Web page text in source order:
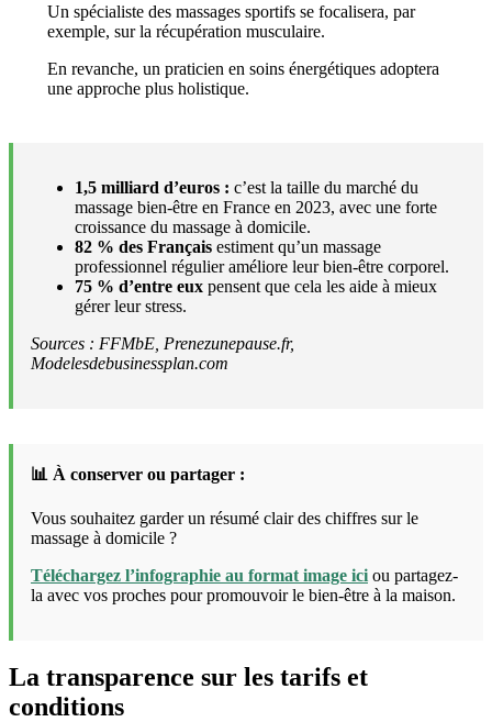
Un spécialiste des massages sportifs se focalisera, par
exemple, sur la récupération musculaire.
En revanche, un praticien en soins énergétiques adoptera
une approche plus holistique.
1,5 milliard d’euros : c’est la taille du marché du
massage bien-être en France en 2023, avec une forte
croissance du massage à domicile.
82 % des Français estiment qu’un massage
professionnel régulier améliore leur bien-être corporel.
75 % d’entre eux pensent que cela les aide à mieux
gérer leur stress.
Sources : FFMbE, Prenezunepause.fr,
Modelesdebusinessplan.com
📊 À conserver ou partager :
Vous souhaitez garder un résumé clair des chiffres sur le
massage à domicile ?
Téléchargez l’infographie au format image ici ou partagez-
la avec vos proches pour promouvoir le bien-être à la maison.
La transparence sur les tarifs et
conditions